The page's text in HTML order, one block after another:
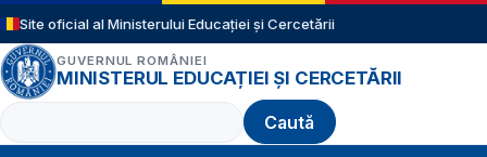
Sari la conținutul principal
Site oficial al Ministerului Educației și Cercetării
GUVERNUL ROMÂNIEI
MINISTERUL EDUCAȚIEI ȘI CERCETĂRII
Caută